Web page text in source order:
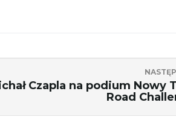
Czapla na podium Nowy
Road